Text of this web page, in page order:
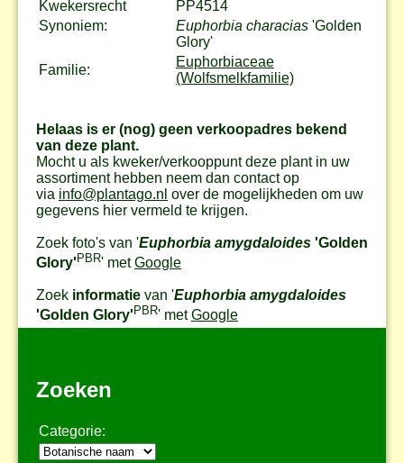
Kwekersrecht
PP4514
Synoniem:
Euphorbia characias 'Golden
Glory'
Familie:
Euphorbiaceae
(Wolfsmelkfamilie)
Helaas is er (nog) geen verkoopadres bekend
van deze plant.
Mocht u als kweker/verkooppunt deze plant in uw
assortiment hebben neem dan contact op
via info@plantago.nl over de mogelijkheden om uw
gegevens hier vermeld te krijgen.
Zoek foto's van 'Euphorbia amygdaloides 'Golden
Glory'PBR' metGoogle
Zoek informatie van 'Euphorbia amygdaloides
'Golden Glory' PBR' metGoogle
Zoeken
Categorie: